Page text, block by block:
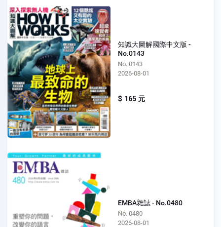
知識大圖解國際中文版 -
No.0143
No. 0143
2026-08-01
$ 165 元
EMBA雜誌 - No.0480
No. 0480
2026-08-01